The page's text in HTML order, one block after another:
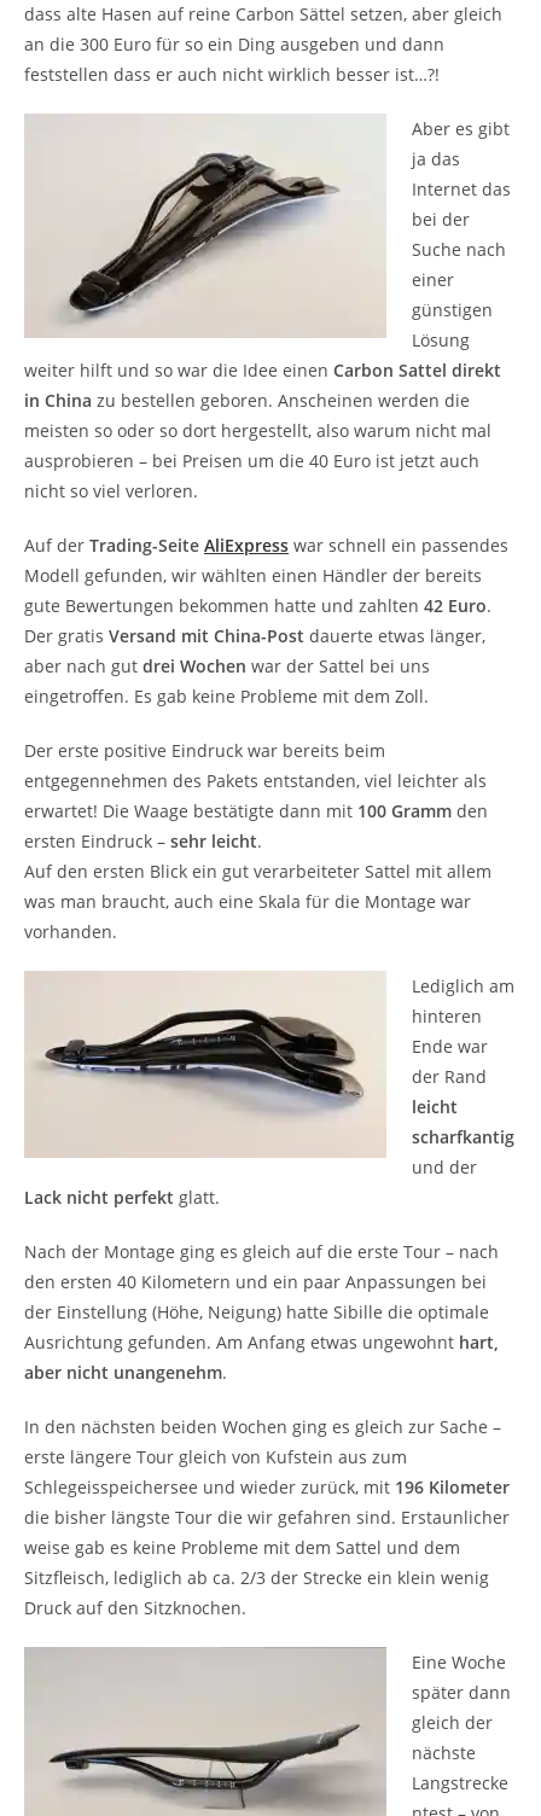
dass alte Hasen auf reine Carbon Sättel setzen, aber gleich
an die 300 Euro für so ein Ding ausgeben und dann
feststellen dass er auch nicht wirklich besser ist…?!
Aber es gibt
ja das
Internet das
bei der
Suche nach
einer
günstigen
Lösung
weiter hilft und so war die Idee einen Carbon Sattel direkt
in China zu bestellen geboren. Anscheinen werden die
meisten so oder so dort hergestellt, also warum nicht mal
ausprobieren – bei Preisen um die 40 Euro ist jetzt auch
nicht so viel verloren.
Auf der Trading-Seite AliExpress war schnell ein passendes
Modell gefunden, wir wählten einen Händler der bereits
gute Bewertungen bekommen hatte und zahlten 42 Euro.
Der gratis Versand mit China-Post dauerte etwas länger,
aber nach gut drei Wochen war der Sattel bei uns
eingetroffen. Es gab keine Probleme mit dem Zoll.
Der erste positive Eindruck war bereits beim
entgegennehmen des Pakets entstanden, viel leichter als
erwartet! Die Waage bestätigte dann mit 100 Gramm den
ersten Eindruck – sehr leicht.
Auf den ersten Blick ein gut verarbeiteter Sattel mit allem
was man braucht, auch eine Skala für die Montage war
vorhanden.
Lediglich am
hinteren
Ende war
der Rand
leicht
scharfkantig
und der
Lack nicht perfekt glatt.
Nach der Montage ging es gleich auf die erste Tour – nach
den ersten 40 Kilometern und ein paar Anpassungen bei
der Einstellung (Höhe, Neigung) hatte Sibille die optimale
Ausrichtung gefunden. Am Anfang etwas ungewohnt hart,
aber nicht unangenehm.
In den nächsten beiden Wochen ging es gleich zur Sache –
erste längere Tour gleich von Kufstein aus zum
Schlegeisspeichersee und wieder zurück, mit 196 Kilometer
die bisher längste Tour die wir gefahren sind. Erstaunlicher
weise gab es keine Probleme mit dem Sattel und dem
Sitzfleisch, lediglich ab ca. 2/3 der Strecke ein klein wenig
Druck auf den Sitzknochen.
Eine Woche
später dann
gleich der
nächste
Langstrecke